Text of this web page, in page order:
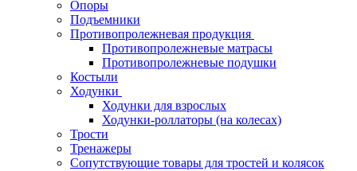
Опоры
Подъемники
Противопролежневая продукция
Противопролежневые матрасы
Противопролежневые подушки
Костыли
Ходунки
Ходунки для взрослых
Ходунки-роллаторы (на колесах)
Трости
Тренажеры
Сопутствующие товары для тростей и колясок